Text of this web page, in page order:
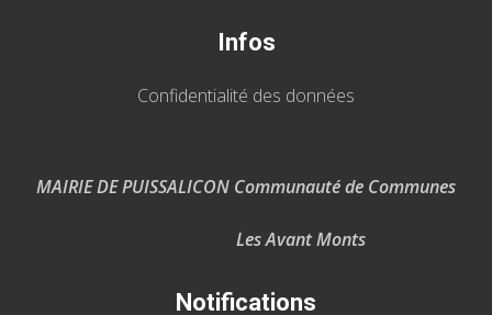
Infos
Confidentialité des données
MAIRIE DE PUISSALICON Communauté de Communes
Les Avant Monts
Notifications